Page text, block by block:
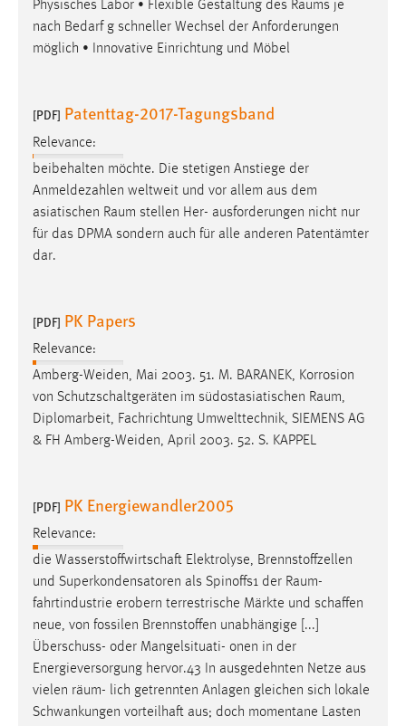
Physisches Labor • Flexible Gestaltung des Raums je
nach Bedarf g schneller Wechsel der Anforderungen
möglich • Innovative Einrichtung und Möbel
[PDF] Patenttag-2017-Tagungsband
Relevance:
beibehalten möchte. Die stetigen Anstiege der
Anmeldezahlen weltweit und vor allem aus dem
asiatischen Raum stellen Her- ausforderungen nicht nur
für das DPMA sondern auch für alle anderen Patentämter
dar.
[PDF] PK Papers
Relevance:
Amberg-Weiden, Mai 2003. 51. M. BARANEK, Korrosion
von Schutzschaltgeräten im südostasiatischen Raum,
Diplomarbeit, Fachrichtung Umwelttechnik, SIEMENS AG
& FH Amberg-Weiden, April 2003. 52. S. KAPPEL
[PDF] PK Energiewandler2005
Relevance:
die Wasserstoffwirtschaft Elektrolyse, Brennstoffzellen
und Superkondensatoren als Spinoffs1 der Raum-
fahrtindustrie erobern terrestrische Märkte und schaffen
neue, von fossilen Brennstoffen unabhängige [...]
Überschuss- oder Mangelsituati- onen in der
Energieversorgung hervor.43 In ausgedehnten Netze aus
vielen räum- lich getrennten Anlagen gleichen sich lokale
Schwankungen vorteilhaft aus; doch momentane Lasten